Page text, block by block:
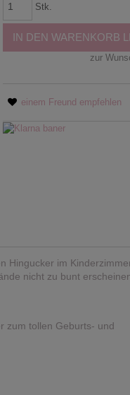
Stk.
IN DEN WARENKORB
zur
einem Freund empfehlen
Hingucker im
nicht zu bunt
zum tollen Geburts- und